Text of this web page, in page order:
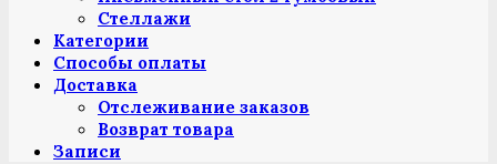
Стеллажи
Категории
Способы оплаты
Доставка
Отслеживание заказов
Возврат товара
Записи